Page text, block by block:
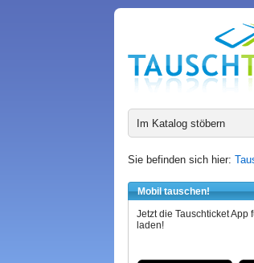
Im Katalog stöbern
Sie befinden sich hier:
Mobil tauschen!
Jetzt die Tauschticket App
laden!